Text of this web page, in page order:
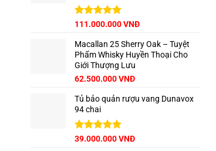
từ
thiên
nhiên
Việt
Được xếp
5 sao
Giá
là:
125.000.000 VNĐ.
111.000.000VNĐGiá
tại
là:
Macallan 25 Sherry Oak – Tuyệt
Phẩm Whisky Huyền Thoại Cho
Giới Thượng Lưu
Giá
là:
65.000.000 VNĐ.
62.500.000VNĐGiá
tại
Tủ bảo quản rượu vang Dunavox
94 chai
Được xếp
Giá
39.000.000VNĐGiá